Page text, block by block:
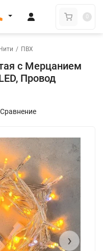
0
/ ПВХ
с Мерцанием
Провод
Сравнение
›